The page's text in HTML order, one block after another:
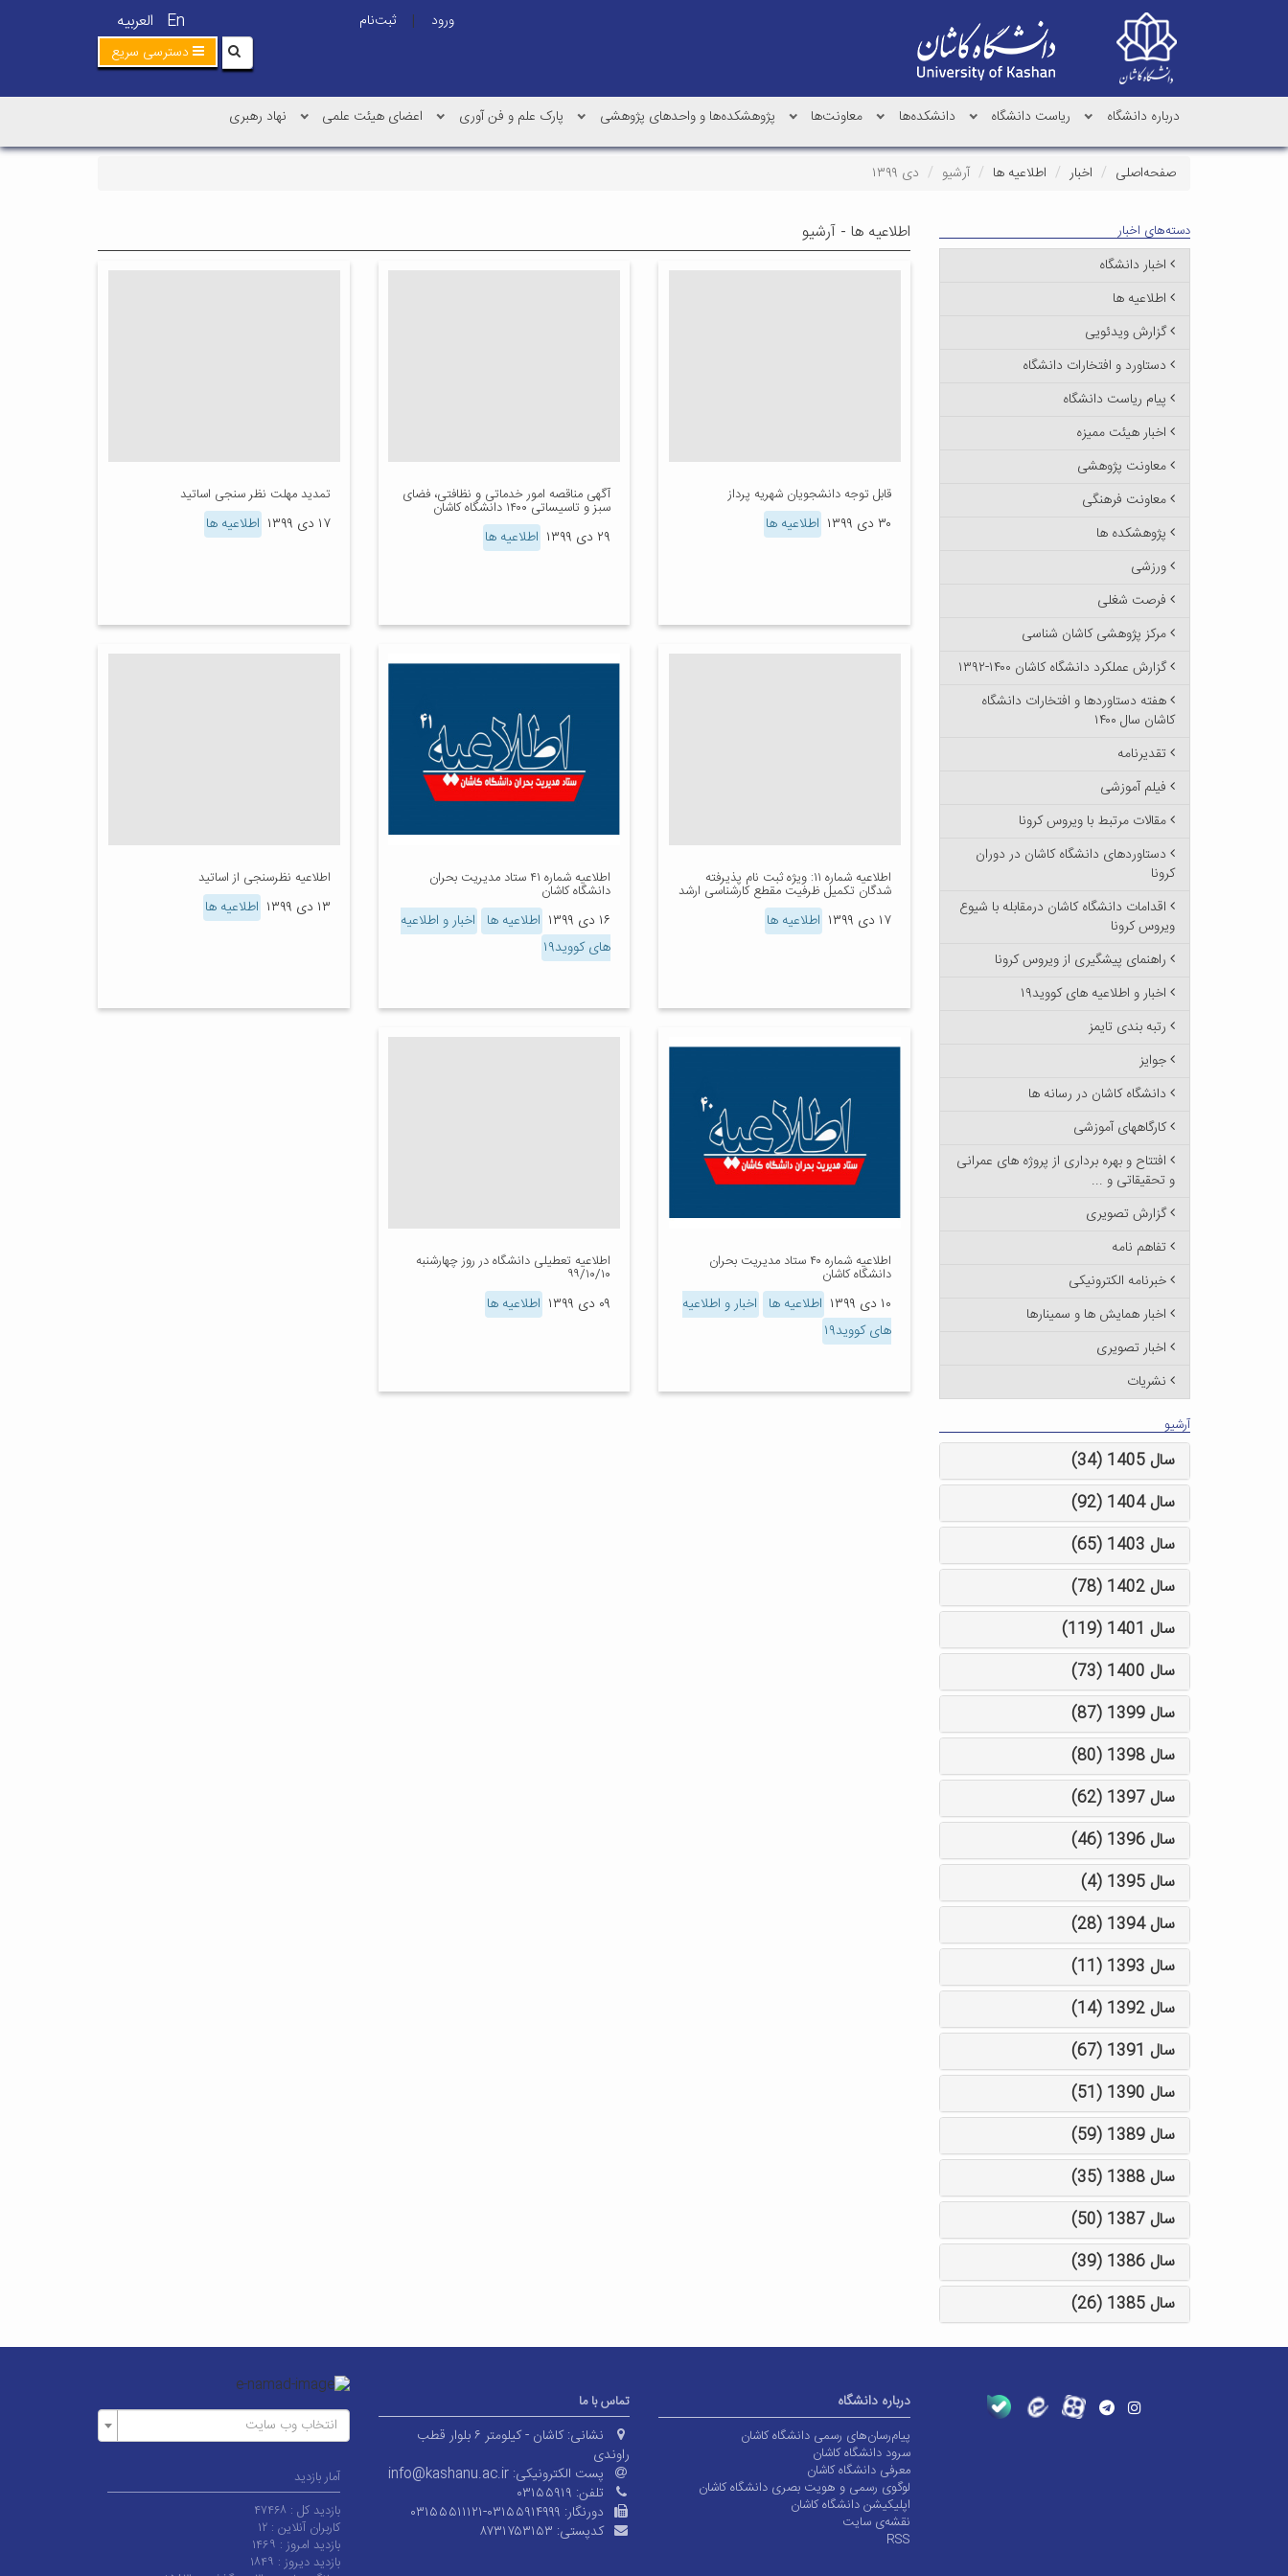
En العربیه ورود |
ثبت‌نام
دسترسی سریع
درباره دانشگاه ریاست دانشگاه دانشکده‌ها معاونت‌ها پژوهشکده‌ها و واحدهای پژوهشی پارک علم و فن آوری اعضای هیئت علمی نهاد رهبری
صفحه‌اصلی اخبار اطلاعیه ها آرشیو دی ۱۳۹۹
اطلاعیه ها - آرشیو
قابل توجه دانشجویان شهریه پرداز
۳۰ دی ۱۳۹۹ اطلاعیه ها
آگهی مناقصه امور خدماتی و نظافتی، فضای
سبز و تاسیساتی ۱۴۰۰ دانشگاه کاشان
۲۹ دی ۱۳۹۹ اطلاعیه ها
تمدید مهلت نظر سنجی اساتید
۱۷ دی ۱۳۹۹ اطلاعیه ها
اطلاعیه شماره ۱۱: ویژه ثبت نام پذیرفته
شدگان تکمیل ظرفیت مقطع کارشناسی ارشد
۱۷ دی ۱۳۹۹ اطلاعیه ها
اطلاعیه شماره ۴۱ ستاد مدیریت بحران
دانشگاه کاشان
۱۶ دی ۱۳۹۹ اطلاعیه ها اخبار و اطلاعیه
های کووید۱۹
اطلاعیه نظرسنجی از اساتید
۱۳ دی ۱۳۹۹ اطلاعیه ها
اطلاعیه شماره ۴۰ ستاد مدیریت بحران
دانشگاه کاشان
۱۰ دی ۱۳۹۹ اطلاعیه ها اخبار و اطلاعیه
های کووید۱۹
اطلاعیه تعطیلی دانشگاه در روز چهارشنبه
۹۹/۱۰/۱۰
۰۹ دی ۱۳۹۹ اطلاعیه ها
دسته‌های اخبار
اخبار دانشگاه
اطلاعیه ها
گزارش ویدئویی
دستاورد و افتخارات دانشگاه
پیام ریاست دانشگاه
اخبار هیئت ممیزه
معاونت پژوهشی
معاونت فرهنگی
پژوهشکده ها
ورزشی
فرصت شغلی
مرکز پژوهشی کاشان شناسی
گزارش عملکرد دانشگاه کاشان ۱۴۰۰-۱۳۹۲
هفته دستاوردها و افتخارات دانشگاه
کاشان سال ۱۴۰۰
تقدیرنامه
فیلم آموزشی
مقالات مرتبط با ویروس کرونا
دستاوردهای دانشگاه کاشان در دوران
کرونا
اقدامات دانشگاه کاشان درمقابله با شیوع
ویروس کرونا
راهنمای پیشگیری از ویروس کرونا
اخبار و اطلاعیه های کووید۱۹
رتبه بندی تایمز
جوایز
دانشگاه کاشان در رسانه ها
کارگاههای آموزشی
افتتاح و بهره برداری از پروژه های عمرانی
و تحقیقاتی و ...
گزارش تصویری
تفاهم نامه
خبرنامه الکترونیکی
اخبار همایش ها و سمینارها
اخبار تصویری
نشریات
آرشیو
سال 1405 (34)
سال 1404 (92)
سال 1403 (65)
سال 1402 (78)
سال 1401 (119)
سال 1400 (73)
سال 1399 (87)
سال 1398 (80)
سال 1397 (62)
سال 1396 (46)
سال 1395 (4)
سال 1394 (28)
سال 1393 (11)
سال 1392 (14)
سال 1391 (67)
سال 1390 (51)
سال 1389 (59)
سال 1388 (35)
سال 1387 (50)
سال 1386 (39)
سال 1385 (26)
درباره دانشگاه
پیام‌رسان‌های رسمی دانشگاه کاشان
سرود دانشگاه کاشان
معرفی دانشگاه کاشان
لوگوی رسمی و هویت بصری دانشگاه کاشان
اپلیکیشن دانشگاه کاشان
نقشه‌ی سایت
RSS
تماس با ما
نشانی:
کاشان - کیلومتر ۶ بلوار قطب
راوندی
پست الکترونیکی: info@kashanu.ac.ir
تلفن: ۰۳۱۵۵۹۱۹
دورنگار: ۰۳۱۵۵۵۱۱۱۲۱-۰۳۱۵۵۹۱۴۹۹۹
کدپستی: ۸۷۳۱۷۵۳۱۵۳
انتخاب وب سایت
آمار بازدید
بازدید کل : ۴۷۴۶۸
کاربران آنلاین :۱۲
بازدید امروز : ۱۴۶۹
بازدید دیروز : ۱۸۴۹